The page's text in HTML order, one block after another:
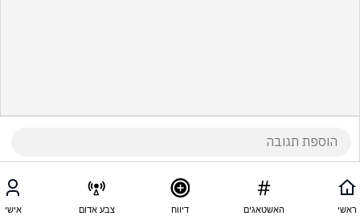
ראשי האשטאגים דיווח צבע אדום אישי